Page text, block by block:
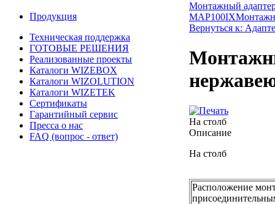
Продукция
Техническая поддержка
ГОТОВЫЕ РЕШЕНИЯ
Реализованные проекты
Каталоги WIZEBOX
Каталоги WIZOLUTION
Каталоги WIZETEK
Сертификаты
Гарантийный сервис
Пресса о нас
FAQ (вопрос - ответ)
Монтажный
MAP100IX
Вернуться к:
На столб
Описание
На столб
Расположение